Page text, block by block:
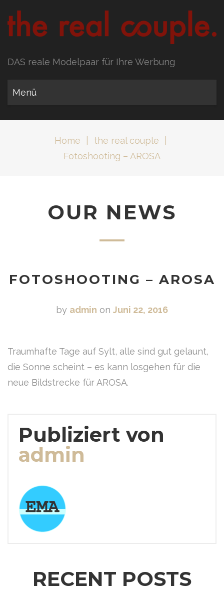
DAS reale Modelpaar für Ihre Werbung
Menü
Home the real couple
Fotoshooting – AROSA
OUR NEWS
FOTOSHOOTING – AROSA
by admin on Juni 22, 2016
Traumhafte Tage auf Sylt, alle sind gut gelaunt,
die Sonne scheint – es kann losgehen für die
neue Bildstrecke für AROSA.
Publiziert von
admin
RECENT POSTS